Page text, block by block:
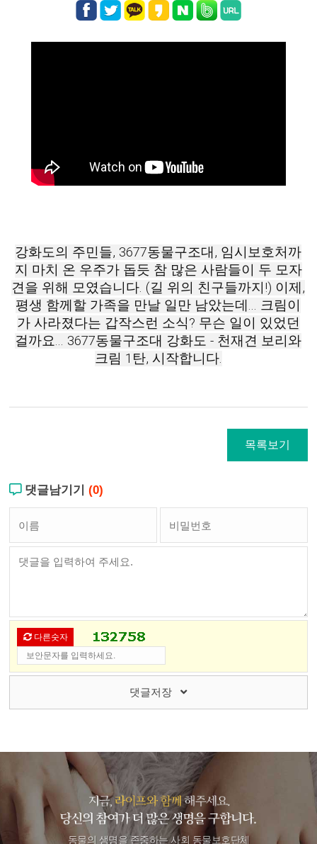
강화도의 주민들, 3677동물구조대, 임시보호처까
지 마치 온 우주가 돕듯 참 많은 사람들이 두 모자
견을 위해 모였습니다. (길 위의 친구들까지!) 이제,
평생 함께할 가족을 만날 일만 남았는데... 크림이
가 사라졌다는 갑작스런 소식? 무슨 일이 있었던
걸까요... 3677동물구조대 강화도 - 천재견 보리와
크림 1탄, 시작합니다.
목록보기
댓글남기기(0)
다른숫자
댓글저장
동물의 생명을 존중하는 사회 동물보호단체